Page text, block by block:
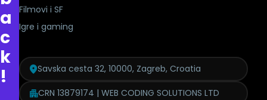
a
c
k
!
Filmovi i SF
Igre i gaming
Savska cesta 32, 10000, Zagreb, Croatia
CRN 13879174 | WEB CODING SOLUTIONS LTD